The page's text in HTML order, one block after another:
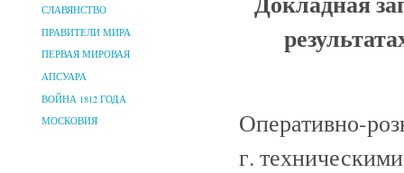
СЛАВЯНСТВО
ПРАВИТЕЛИ МИРА
ПЕРВАЯ МИРОВАЯ
АПСУАРА
ВОЙНА 1812 ГОДА
МОСКОВИЯ
Оперативно-
г.